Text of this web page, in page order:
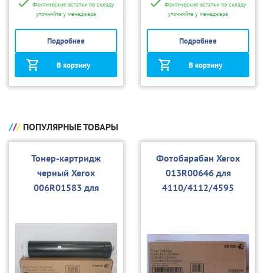
Фактические остатки по складу
уточняйте у менеджера
Подробнее
В корзину
Фактические остатки по складу
уточняйте у менеджера
Подробнее
В корзину
ПОПУЛЯРНЫЕ ТОВАРЫ
Тонер-картридж
черный Xerox
006R01583 для
Фотобарабан Xerox
013R00646 для
4110/4112/4595